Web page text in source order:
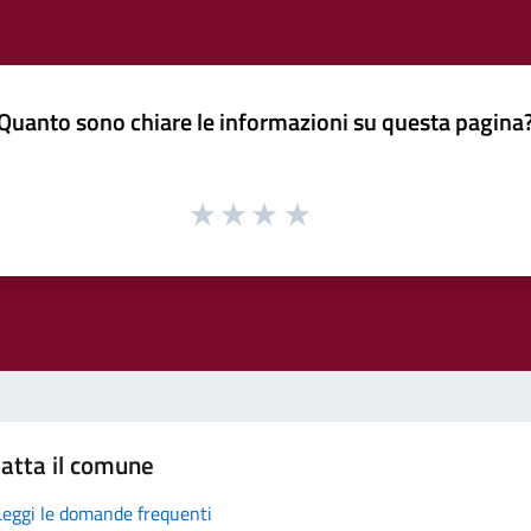
sono chiare le informazioni su questa
il comune
le domande frequenti